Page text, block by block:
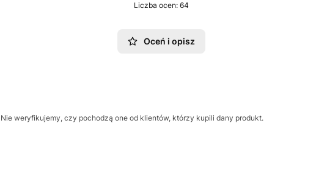
Liczba ocen: 64
Oceń i opisz
weryfikujemy, czy pochodzą one od klientów, którzy kupili dany produkt.